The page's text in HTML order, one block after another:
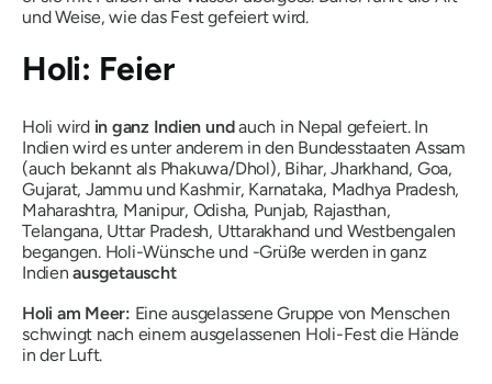
und Weise, wie das Fest gefeiert wird.
Holi: Feier
Holi wird in ganz Indien undauch in Nepal gefeiert. In
Indien wird es unter anderem in den Bundesstaaten Assam
(auch bekannt als Phakuwa/Dhol), Bihar, Jharkhand, Goa,
Gujarat, Jammu und Kashmir, Karnataka, Madhya Pradesh,
Maharashtra, Manipur, Odisha, Punjab, Rajasthan,
Telangana, Uttar Pradesh, Uttarakhand und Westbengalen
begangen. Holi-Wünsche und -Grüße werden in ganz
Indienausgetauscht
Holi am Meer: Eine ausgelassene Gruppe von Menschen
schwingt nach einem ausgelassenen Holi-Fest die Hände
in der Luft.